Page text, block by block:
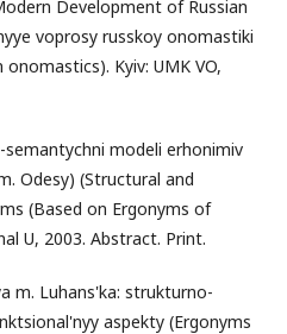
Development of Russian
voprosy russkoy onomastiki
Kyiv: UMK VO,
modeli erhonimiv
Odesy) (Structural and
(Based on Ergonyms of
U, 2003. Abstract. Print.
m. Luhans'ka: strukturno-
aspekty (Ergonyms